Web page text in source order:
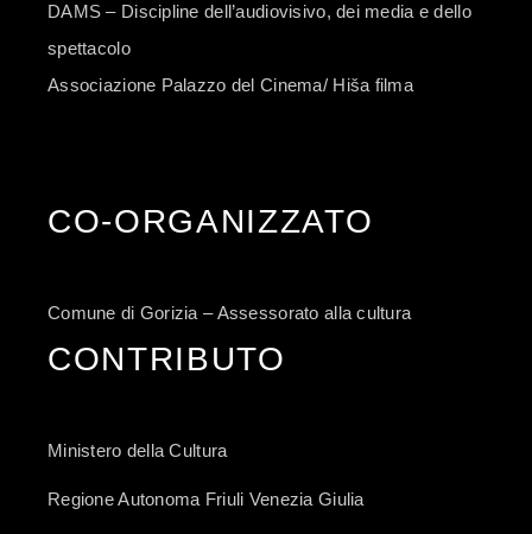
DAMS – Discipline dell’audiovisivo, dei media e dello
spettacolo
Associazione Palazzo del Cinema/ Hiša filma
CO-ORGANIZZATO
Comune di Gorizia – Assessorato alla cultura
CONTRIBUTO
Ministero della Cultura
Regione Autonoma Friuli Venezia Giulia